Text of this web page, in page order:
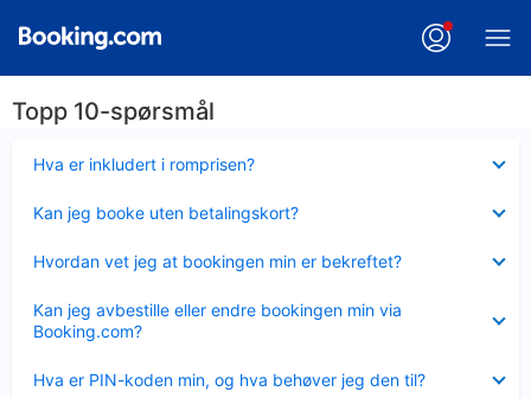
Topp 10-spørsmål
Hva er inkludert i romprisen?
mindre
Kan jeg booke uten betalingskort?
mindre
Hvordan vet jeg at bookingen min er bekreftet?
mindre
Kan jeg avbestille eller endre bookingen min via
Booking.com?
mindre
Hva er PIN-koden min, og hva behøver jeg den til?
mindre